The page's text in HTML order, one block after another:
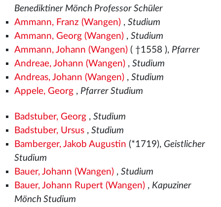
Benediktiner Mönch Professor Schüler
Ammann, Franz (Wangen), Studium
Ammann, Georg (Wangen), Studium
Ammann, Johann (Wangen)( †1558 ), Pfarrer
Andreae, Johann (Wangen), Studium
Andreas, Johann (Wangen), Studium
Appele, Georg, Pfarrer Studium
Badstuber, Georg, Studium
Badstuber, Ursus, Studium
Bamberger, Jakob Augustin (*1719), Geistlicher
Studium
Bauer, Johann (Wangen), Studium
Bauer, Johann Rupert (Wangen), Kapuziner
Mönch Studium